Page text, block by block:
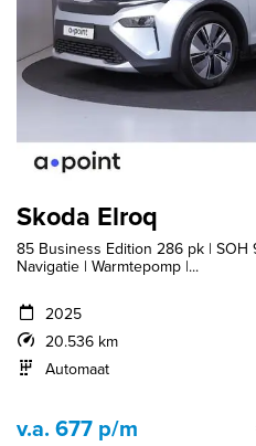
Skoda Elroq
85 Business Edition 286 pk | SOH
Navigatie | Warmtepomp |...
2025
20.536 km
Automaat
v.a. 677 p/m